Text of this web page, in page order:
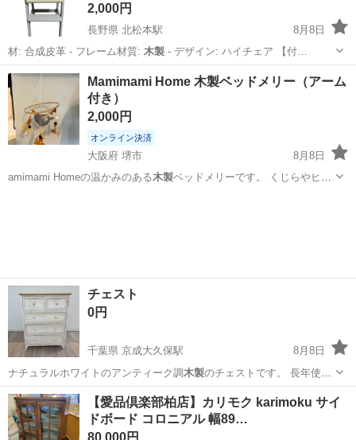
2,000円
長野県 北松本駅
8月8日
材: 合成皮革 - フレーム材質: 木製 - デザイン: ハイチェア 【付…
長野 松本市 キッズ用品
Mamimami Home 木製ベッドメリー（アーム
付き）
2,000円
オンライン決済
大阪府 堺市
8月8日
amimami Homeの温かみのある木製ベッドメリーです。 くじらやヒト
チェスト
0円
千葉県 京成大久保駅
8月8日
ナチュラルホワイトのアンティーク調木製のチェストです。 長年使用
しており使用…
千葉 習志野市 京成大久保駅 収納家具
【愛品倶楽部柏店】カリモク karimoku サイ
ドボード コロニアル 幅89…